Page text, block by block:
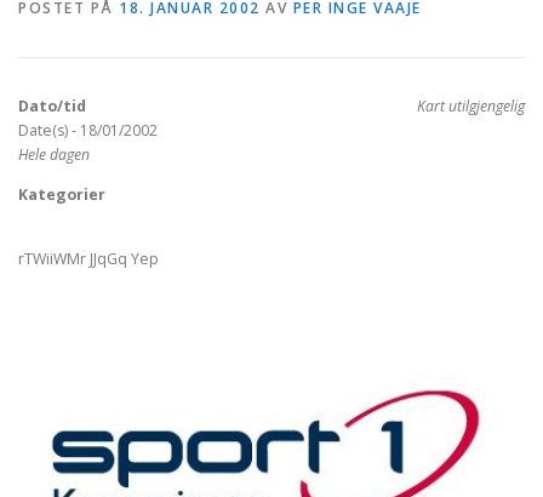
OM GRANLI INFO
POSTET PÅ 18. JANUAR 2002 AV PER INGE VAAJE
Kart utilgjengelig
Dato/tid
Date(s) - 18/01/2002
Hele dagen
Kategorier
rTWiiWMr JJqGq Yep